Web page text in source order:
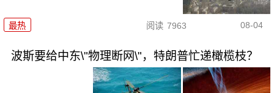
最热 阅读 7963 08-04
波斯要给中东\"物理断网\"，特朗普忙递橄榄枝？